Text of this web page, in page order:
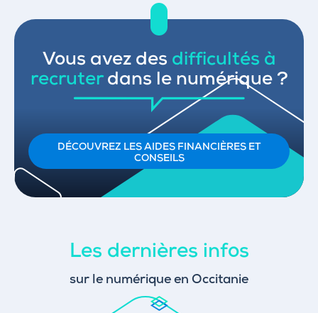
Vous avez des difficultés à
recruterdans le numérique ?
DÉCOUVREZ LES AIDES FINANCIÈRES ET
CONSEILS
Les dernières infos
sur le numérique en Occitanie